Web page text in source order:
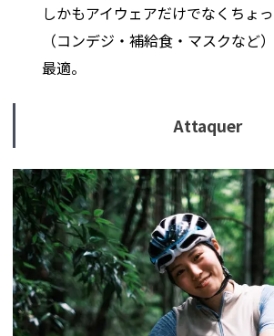
しかもアイウェアだけでなくちょ
（コンデジ・補給食・マスクなど
最適。
Attaquer